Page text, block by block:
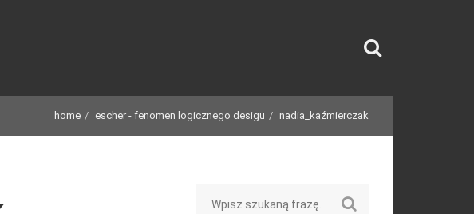
home escher - fenomen logicznego desigu nadia_kaźmierczak